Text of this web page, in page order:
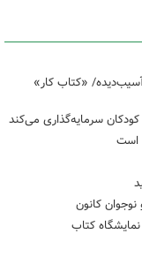
«کتاب کار»
سرمایه‌گذاری می‌کند
است
کانون
کتاب